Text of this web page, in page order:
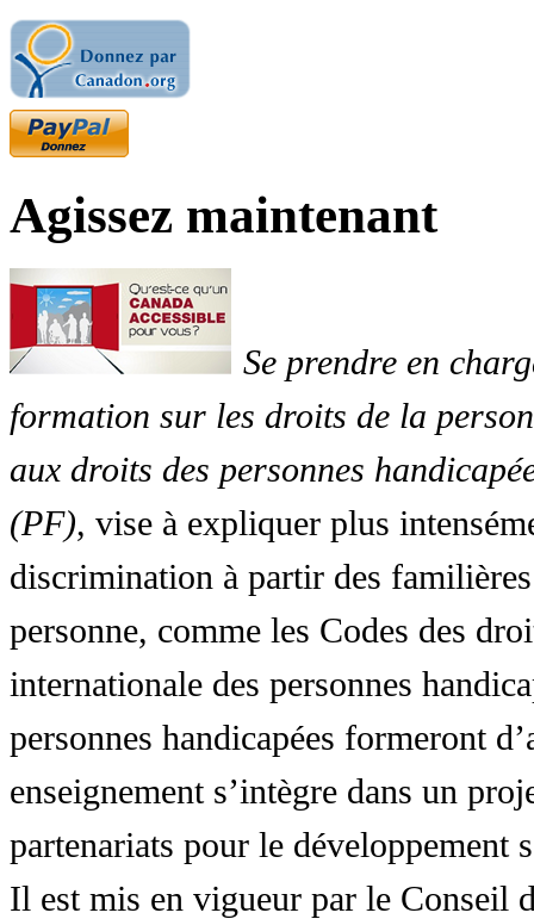
Agissez maintenant
Se prendre en
formation sur les droits de la
aux droits des personnes
(PF), vise à expliquer plus
discrimination à partir des
personne, comme les Codes des
internationale des personnes
personnes handicapées formeront
enseignement s’intègre dans un
partenariats pour le développement
Il est mis en vigueur par le Conseil